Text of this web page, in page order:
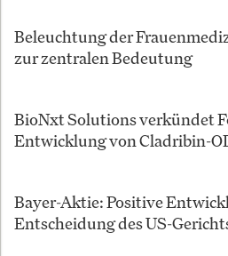
Beleuchtung der
zur zentralen Bedeutung
BioNxt Solutions verkündet
Entwicklung von Cladribin-
Bayer-Aktie: Positive
Entscheidung des US-